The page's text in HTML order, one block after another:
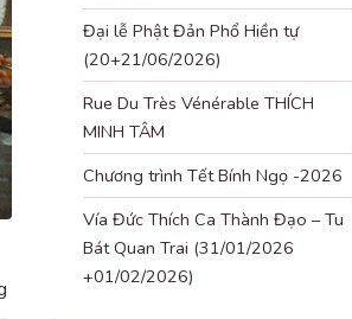
Đại lễ Phật Đản Phổ Hiền tự
(20+21/06/2026)
Rue Du Très Vénérable THÍCH
MINH TÂM
Chương trình Tết Bính Ngọ -2026
Vía Đức Thích Ca Thành Đạo – Tu
Bát Quan Trai (31/01/2026
+01/02/2026)